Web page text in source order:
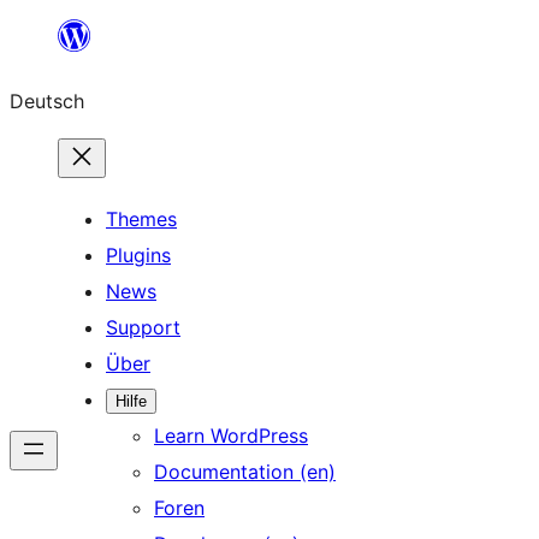
springen
Deutsch
Themes
Plugins
News
Support
Über
Hilfe
Learn WordPress
Documentation (en)
Foren